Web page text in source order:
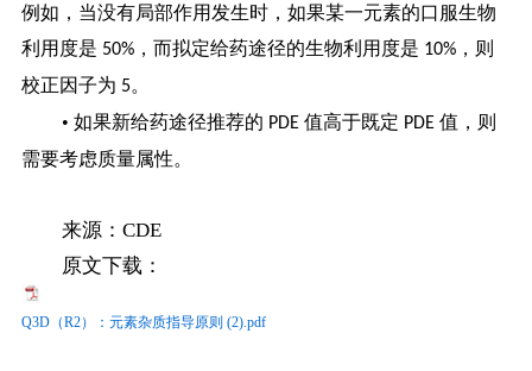
例如，当没有局部作用发生时，如果某一元素的口服生物
利用度是 50%，而拟定给药途径的生物利用度是 10%，则
校正因子为 5。
• 如果新给药途径推荐的 PDE 值高于既定 PDE 值，则
需要考虑质量属性。
来源：CDE
原文下载：
Q3D（R2）：元素杂质指导原则 (2).pdf